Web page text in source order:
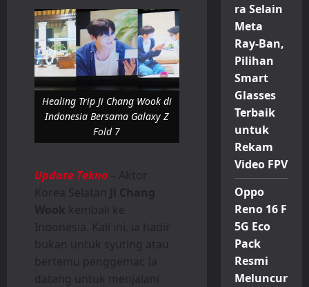
Healing Trip Ji Chang Wook di
Indonesia Bersama Galaxy Z
Fold 7
Update Tekno – Aktor
Korea Selatan Ji Chang
Wook kembali ke
Indonesia. Kali ini, ia hadir
bukan untuk syuting atau
bertemu penggemar. Ia
datang untuk menjalani
ra Selain
Meta
Ray-Ban,
Pilihan
Smart
Glasses
Terbaik
untuk
Rekam
Video FPV
Oppo
Reno 16 F
5G Eco
Pack
Resmi
Meluncur